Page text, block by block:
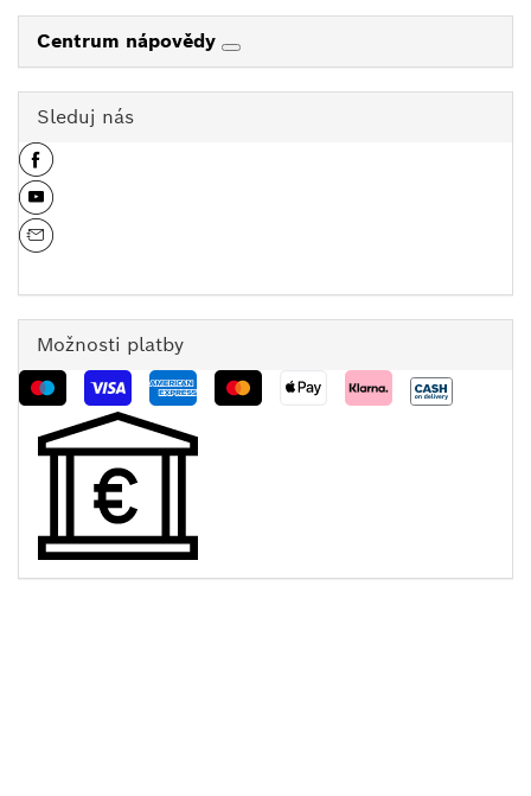
Centrum nápovědy
Sleduj nás
Možnosti platby